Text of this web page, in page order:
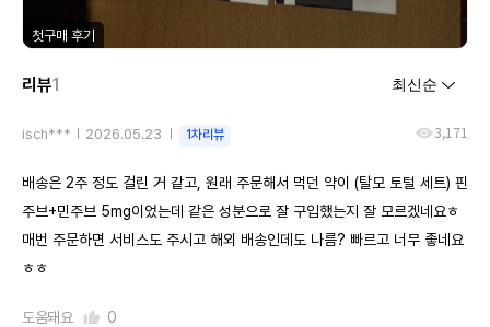
첫구매 후기
리뷰1
isch*** 2026.05.23 1차리뷰 3,171
배송은 2주 정도 걸린 거 같고, 원래 주문해서 먹던 약이 (탈모 토털 세트) 핀
주브+민주브 5mg이었는데 같은 성분으로 잘 구입했는지 잘 모르겠네요ㅎ
매번 주문하면 서비스도 주시고 해외 배송인데도 나름? 빠르고 너무 좋네요
ㅎㅎ
도움돼요 0